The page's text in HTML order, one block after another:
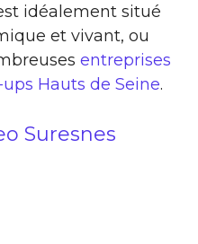
idéalement situé
et vivant, ou
entreprises
Hauts de Seine.
Suresnes